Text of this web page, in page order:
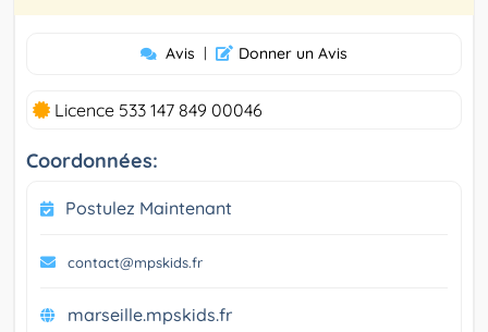
Avis | Donner un Avis
Licence 533 147 849 00046
Coordonnées:
Postulez Maintenant
contact@mpskids.fr
marseille.mpskids.fr